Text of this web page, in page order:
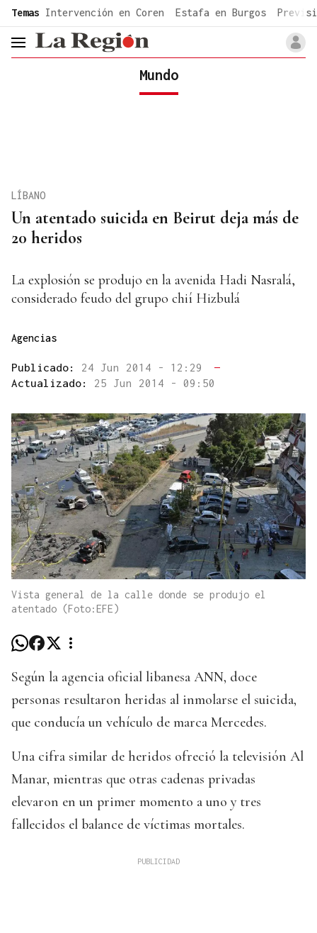
common.go-to-content
Temas Intervención en Coren Estafa en Burgos
header.menu.open
Mundo
Un atentado suicida en Beirut deja más de
20 heridos
LÍBANO
La explosión se produjo en la avenida Hadi Nasralá,
considerado feudo del grupo chií Hizbulá
Agencias
Publicado: 24 Jun 2014 - 12:29
—
Actualizado: 25 Jun 2014 - 09:50
Vista general de la calle donde se produjo el
atentado (Foto:EFE)
Según la agencia oficial libanesa ANN, doce
personas resultaron heridas al inmolarse el suicida,
que conducía un vehículo de marca Mercedes.
Una cifra similar de heridos ofreció la televisión Al
Manar, mientras que otras cadenas privadas
elevaron en un primer momento a uno y tres
fallecidos el balance de víctimas mortales.